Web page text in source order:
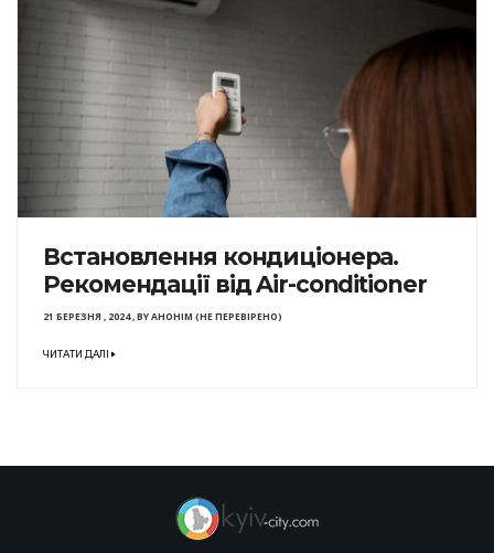
Встановлення кондиціонера.
Рекомендації від Air-conditioner
21 БЕРЕЗНЯ , 2024,BYАНОНІМ (НЕ ПЕРЕВІРЕНО)
ЧИТАТИ ДАЛІ